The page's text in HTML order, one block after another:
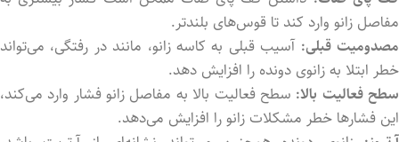
مفاصل زانو وارد کند تا قوس‌های بلندتر.
مصدومیت قبلی: آسیب قبلی به کاسه زانو، مانند در رفتگی، می‌تواند
خطر ابتلا به زانوی دونده را افزایش دهد.
سطح فعالیت بالا: سطح فعالیت بالا به مفاصل زانو فشار وارد می‌کند،
این فشارها خطر مشکلات زانو را افزایش می‌دهد.